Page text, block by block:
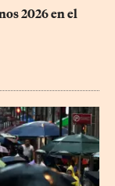
2026 en el